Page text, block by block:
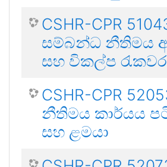
CSHR-CPR
සම්බන්ධ නීතිමය
සහ විකල්ප
CSHR-CPR
නීතිමය කාර්යය
සහ ළමයා